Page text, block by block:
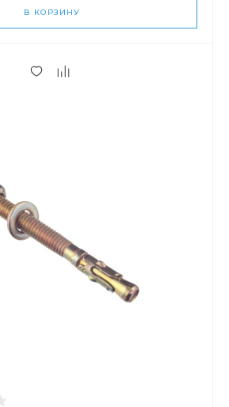
В КОРЗИНУ